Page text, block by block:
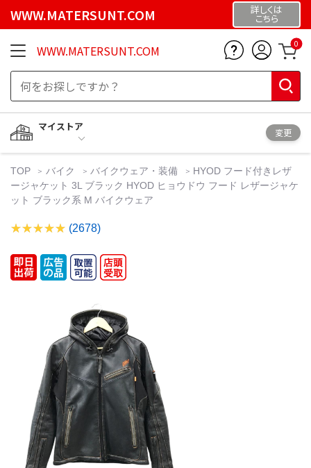
WWW.MATERSUNT.COM 詳しくは
こちら
WWW.MATERSUNT.COM 0
マイストア
変更
TOP バイク バイクウェア・装備
HYOD フード付きレザ
ージャケット 3L ブラック HYOD ヒョウドウ フード レザージャケ
ット ブラック系 M バイクウェア
(2678)